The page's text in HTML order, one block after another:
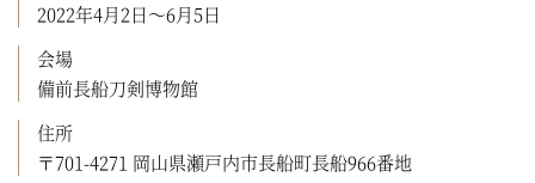
2022年4月2日〜6月5日
会場
備前長船刀剣博物館
住所
〒701-4271 岡山県瀬戸内市長船町長船966番地